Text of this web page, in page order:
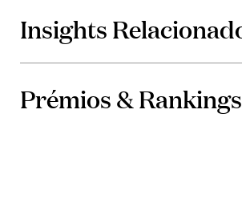
Insights
Prémios & Rankings